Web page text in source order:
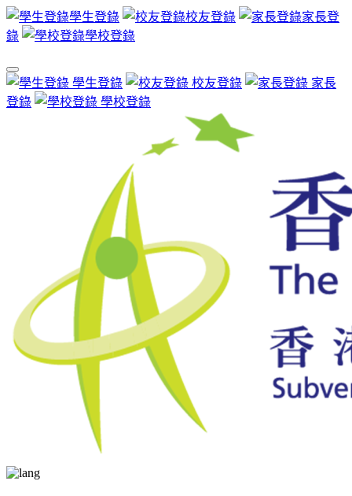
學生登錄 校友登錄
家長登
錄
學校登錄
學生登錄 校友登錄
家長
登錄
學校登錄